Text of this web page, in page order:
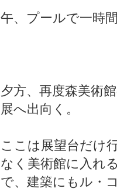
午、プールで一時
夕方、再度森美術
展へ出向く。
ここは展望台だけ
なく美術館に入れ
で、建築にもル・